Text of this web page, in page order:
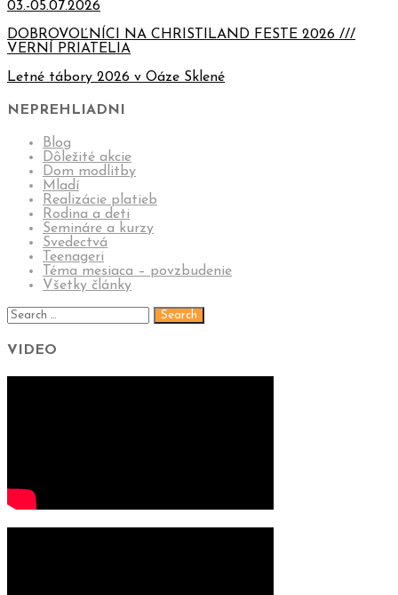
03.-05.07.2026
DOBROVOĽNÍCI NA CHRISTILAND FESTE 2026 ///
VERNÍ PRIATELIA
Letné tábory 2026 v Oáze Sklené
NEPREHLIADNI
Blog
Dôležité akcie
Dom modlitby
Mladí
Realizácie platieb
Rodina a deti
Semináre a kurzy
Svedectvá
Teenageri
Téma mesiaca – povzbudenie
Všetky články
VIDEO